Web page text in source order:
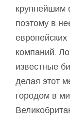
крупнейшим
поэтому в
компаний.
известные
делая этот
городом в